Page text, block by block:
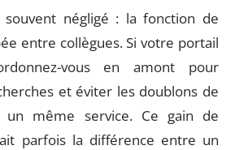
négligé : la fonction de
entre collègues. Si votre portail
vous en amont pour
et éviter les doublons de
un même service. Ce gain de
parfois la différence entre un